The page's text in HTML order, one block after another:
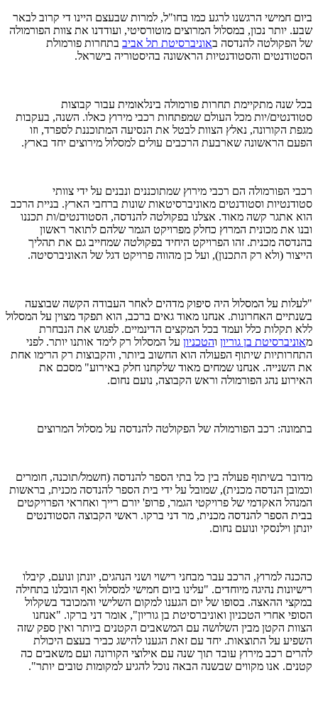
ביום חמישי הרגשנו לרגע כמו בחו"ל, למרות שבעצם היינו די קרוב לבאר
שבע. יותר נכון, במסלול המרוצים מוטורסיטי, ועודדנו את צוות הפורמולה
של הפקולטה להנדסה באוניברסיטת תל אביב בתחרות פורמולת
הסטודנטים והסטודנטיות הראשונה בהיסטוריה בישראל.
בכל שנה מתקיימת תחרות פורמולה בינלאומית עבור קבוצות
סטודנטים/יות מכל העולם שמפתחות רכבי מירוץ כאלו. השנה, בעקבות
מגפת הקורונה, נאלץ הצוות לבטל את הנסיעה המתוכננת לספרד, וזו
הפעם הראשונה שארבעת הרכבים עולים למסלול מירוצים יחד בארץ.
רכבי הפורמולה הם רכבי מירוץ שמתוכננים ונבנים על ידי צוותי
סטודנטיות וסטודנטים מאוניברסיטאות שונות ברחבי הארץ. בניית הרכב
הוא אתגר קשה מאוד. אצלנו בפקולטה להנדסה, הסטודנטים/ות תכננו
ובנו את מכונית המרוץ כחלק מפרויקט הגמר שלהם לתואר ראשון
בהנדסה מכנית. זהו הפרויקט היחיד בפקולטה שמחייב גם את תהליך
הייצור (ולא רק התכנון), ועל כן מהווה פרויקט דגל של האוניברסיטה.
"לעלות על המסלול היה סיפוק מדהים לאחר העבודה הקשה שבוצעה
בשנתיים האחרונות. אנחנו מאוד גאים ברכב, הוא תפקד מצוין על המסלול
ללא תקלות כלל ועמד בכל המקצים הדינמיים. לפגוש את הנבחרת
מאוניברסיטת בן גוריון והטכניון על המסלול רק לימד אותנו יותר. לפני
התחרותיות שיתוף הפעולה הוא החשוב ביותר, והקבוצות רק הרימו אחת
את השנייה. אנחנו שמחים מאוד שלקחנו חלק באירוע" מסכם את
האירוע נהג הפורמולה וראש הקבוצה, נועם נחום.
בתמונה: רכב הפורמולה של הפקולטה להנדסה על מסלול המרוצים
מדובר בשיתוף פעולה בין כל בתי הספר להנדסה (חשמל/תוכנה, חומרים
וכמובן הנדסה מכנית), שמובל על ידי בית הספר להנדסה מכנית, בראשות
המנהל האקדמי של פרויקטי הגמר, פרופ' יורם רייך ואחראי הפרויקטים
בבית הספר להנדסה מכנית, מר דני ברקו. ראשי הקבוצה הסטודנטים
יונתן וילנסקי ונועם נחום.
כהכנה למרוץ, הרכב עבר מבחני רישוי ושני הנהגים, יונתן ונועם, קיבלו
רישיונות נהיגה מיוחדים. "עלינו ביום חמישי למסלול ואף הובלנו בתחילה
במקצי ההאצה. בסופו של יום הגענו למקום השלישי והמכובד בשקלול
הסופי אחרי הטכניון ואוניברסיטת בן גוריון", אומר דני ברקו. "אנחנו
הצוות הקטן מבין השלושה עם המשאבים הקטנים ביותר ואין ספק שזה
השפיע על התוצאות. יחד עם זאת הגענו להישג כביר בעצם היכולת
להרים רכב מירוץ עובד תוך שנה עם אילוצי הקורונה ועם משאבים כה
קטנים. אנו מקווים שבשנה הבאה נוכל להגיע למקומות טובים יותר".